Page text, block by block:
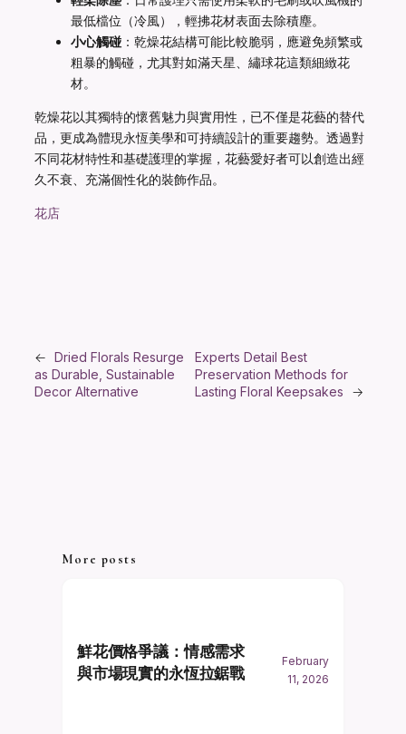
最低檔位（冷風），輕拂花材表面去除積塵。
小心觸碰 ：乾燥花結構可能比較脆弱，應避免頻繁或
粗暴的觸碰，尤其對如滿天星、繡球花這類細緻花
材。
乾燥花以其獨特的懷舊魅力與實用性，已不僅是花藝的替代
品，更成為體現永恆美學和可持續設計的重要趨勢。透過對
不同花材特性和基礎護理的掌握，花藝愛好者可以創造出經
久不衰、充滿個性化的裝飾作品。
花店
← Dried Florals Resurge
as Durable, Sustainable
Decor Alternative
Experts Detail Best
Preservation Methods for
Lasting Floral Keepsakes
→
More posts
鮮花價格爭議：情感需求
與市場現實的永恆拉鋸戰
February
11, 2026